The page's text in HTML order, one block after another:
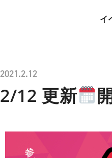
イ
2021.2.12
2/12 更新